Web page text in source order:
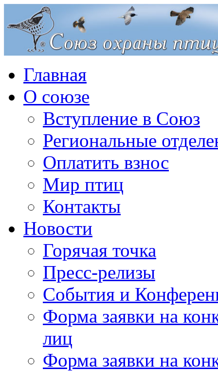
Главная
О союзе
Вступление в Союз
Региональные
Оплатить взнос
Мир птиц
Контакты
Новости
Горячая точка
Пресс-релизы
События и
Форма заявки на
лиц
Форма заявки на